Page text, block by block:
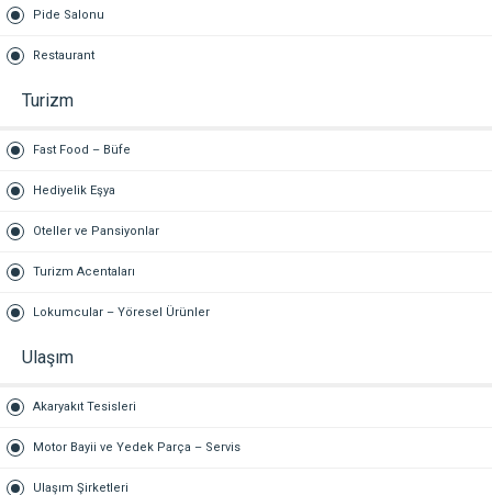
Pide Salonu
Restaurant
Turizm
Fast Food – Büfe
Hediyelik Eşya
Oteller ve Pansiyonlar
Turizm Acentaları
Lokumcular – Yöresel Ürünler
Ulaşım
Akaryakıt Tesisleri
Motor Bayii ve Yedek Parça – Servis
Ulaşım Şirketleri